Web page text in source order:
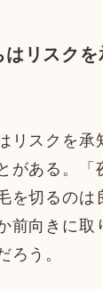
はリスク
リスクを承
がある。「
を切るのは
前向きに取
ろう。